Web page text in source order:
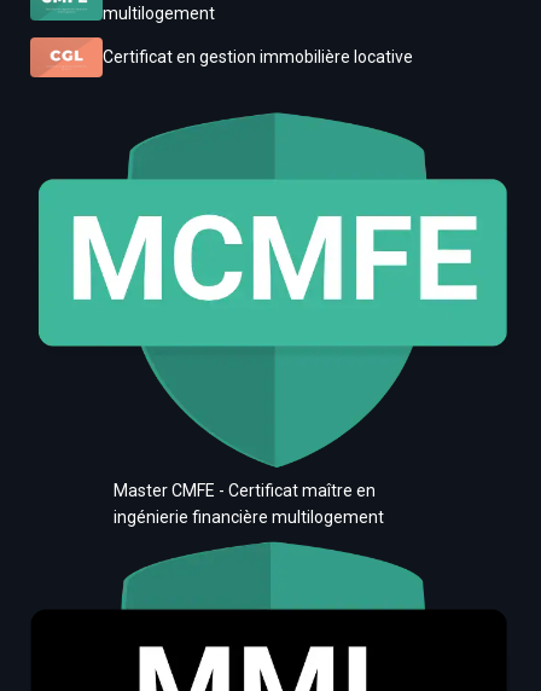
multilogement
Certificat en gestion immobilière locative
Master CMFE - Certificat maître en
ingénierie financière multilogement